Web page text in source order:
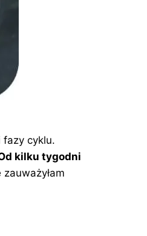
fazy cyklu.
kilku tygodni